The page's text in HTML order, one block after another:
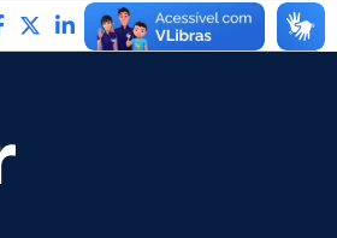
Compartilhe por Facebook
Compartilhe por Twitter
Compartilhe por
Compartilhe por
link para Copiar